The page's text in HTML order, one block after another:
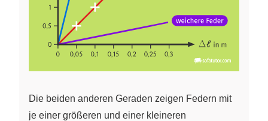
Die beiden anderen Geraden zeigen Federn mit
je einer größeren und einer kleineren